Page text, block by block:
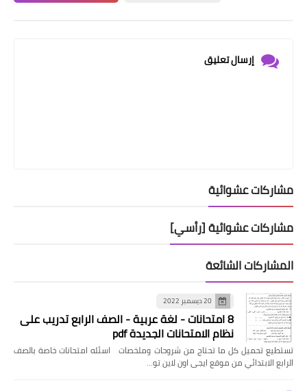
إرسال تعليق
مشاركات عشوائية
مشاركات عشوائية [رأسي]
المشاركات الشائعة
20 ديسمبر 2022
8 امتحانات - لغة عربية - الصف الرابع تدريب على
نظام الامتحانات الجديدة pdf
تستطيع تحميل كل ما تحتاج من شروحات وملخصات اسئله امتحانات خاصة بالصف
الرابع الابتدائي من موقع ايجى اون لاين تو…